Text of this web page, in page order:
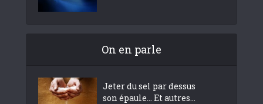
On en parle
Jeter du sel par dessus
son épaule… Et autres...